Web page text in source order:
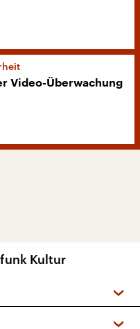
Video-Überwachung
Kultur